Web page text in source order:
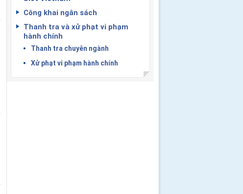
Công khai ngân sách
Thanh tra và xử phạt vi phạm
hành chính
Thanh tra chuyên ngành
Xử phạt vi phạm hành chính